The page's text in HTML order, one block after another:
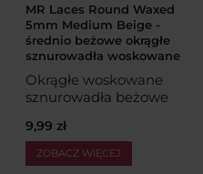
MR Laces Round Waxed
5mm Medium Beige -
średnio beżowe okrągłe
sznurowadła woskowane
Okrągłe woskowane
sznurowadła beżowe
9,99 zł
ZOBACZ WIĘCEJ